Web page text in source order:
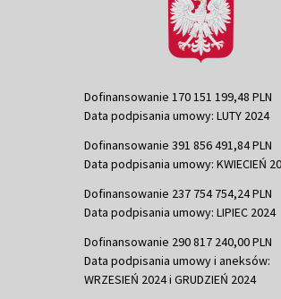
Dofinansowanie 170 151 199,48 PLN
Data podpisania umowy: LUTY 2024
Dofinansowanie 391 856 491,84 PLN
Data podpisania umowy: KWIECIEŃ
Dofinansowanie 237 754 754,24 PLN
Data podpisania umowy: LIPIEC 2024
Dofinansowanie 290 817 240,00 PLN
Data podpisania umowy i aneksów:
WRZESIEŃ 2024 i GRUDZIEŃ 2024